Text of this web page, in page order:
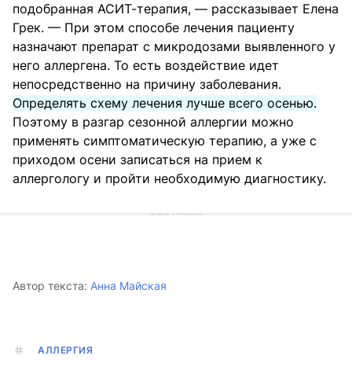
подобранная АСИТ-терапия, — рассказывает Елена
Грек. — При этом способе лечения пациенту
назначают препарат с микродозами выявленного у
него аллергена. То есть воздействие идет
непосредственно на причину заболевания.
Определять схему лечения лучше всего осенью.
Поэтому в разгар сезонной аллергии можно
применять симптоматическую терапию, а уже с
приходом осени записаться на прием к
аллергологу и пройти необходимую диагностику.
Автор текста: Анна Майская
АЛЛЕРГИЯ